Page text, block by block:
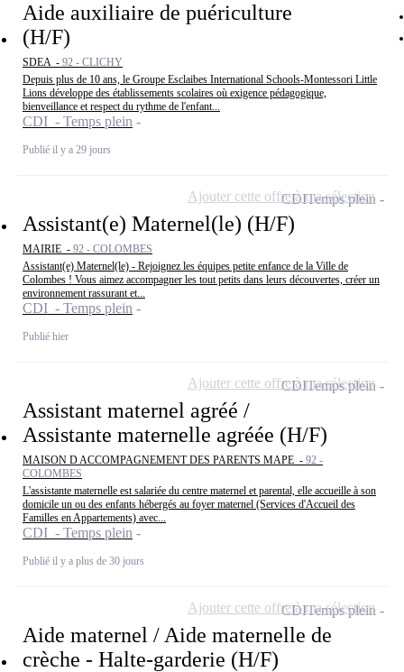
Aide auxiliaire de puériculture
(H/F)
SDEA - 92 - CLICHY
Depuis plus de 10 ans, le Groupe Esclaibes International Schools-Montessori Little
Lions développe des établissements scolaires où exigence pédagogique,
bienveillance et respect du rythme de l'enfant...
CDI - Temps plein
Publié il y a 29 jours
Assistant(e) Maternel(le) (H/F)
MAIRIE - 92 - COLOMBES
Assistant(e) Maternel(le) - Rejoignez les équipes petite enfance de la Ville de
Colombes ! Vous aimez accompagner les tout petits dans leurs découvertes, créer un
environnement rassurant et...
CDI - Temps plein
Publié hier
CDITemps plein
Ajouter cette offre à ma sélection
Assistant maternel agréé /
Assistante maternelle agréée (H/F)
MAISON D ACCOMPAGNEMENT DES PARENTS MAPE - 92 -
COLOMBES
L'assistante maternelle est salariée du centre maternel et parental, elle accueille à son
domicile un ou des enfants hébergés au foyer maternel (Services d'Accueil des
Familles en Appartements) avec...
CDI - Temps plein
Publié il y a plus de 30 jours
CDITemps plein
Ajouter cette offre à ma sélection
Aide maternel / Aide maternelle de
crèche - Halte-garderie (H/F)
CDITemps plein
Ajouter cette offre à ma sélection